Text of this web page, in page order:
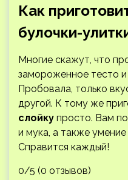
Как
булочки-
Многие скажут, что
замороженное тесто и
Пробовала, только
другой. К тому же
слойку просто. Вам
и мука, а также
Справится каждый!
0/5 (0 отзывов)